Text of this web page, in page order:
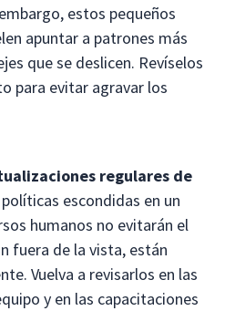
estos pequeños
apuntar a patrones más
que se deslicen. Revíselos
para evitar agravar los
regulares de
políticas escondidas en un
humanos no evitarán el
fuera de la vista, están
Vuelva a revisarlos en las
y en las capacitaciones